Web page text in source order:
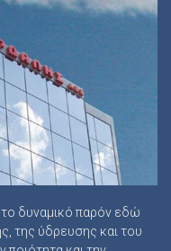
το δυναμικό παρόν εδώ
της ύδρευσης και του